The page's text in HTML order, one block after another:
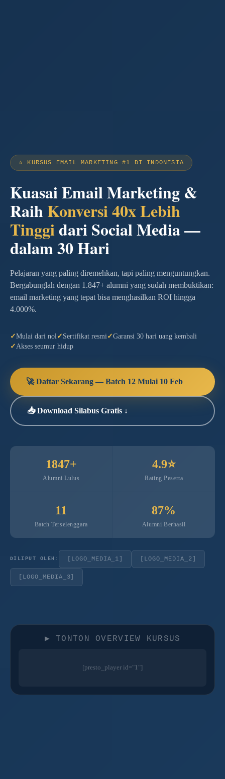
⭐ KURSUS EMAIL MARKETING #1 DI INDONESIA
Kuasai Email Marketing &
Raih Konversi 40x Lebih
Tinggidari Social Media —
dalam 30 Hari
Pelajaran yang paling diremehkan, tapi paling menguntungkan.
Bergabunglah dengan 1.847+ alumni yang sudah membuktikan:
email marketing yang tepat bisa menghasilkan ROI hingga
4.000%.
Mulai dari nol Sertifikat resmi
Garansi 30 hari uang kembali
Akses seumur hidup
🚀 Daftar Sekarang — Batch 12 Mulai 10 Feb
📥 Download Silabus Gratis ↓
1847+
Alumni Lulus
4.9⭐
Rating Peserta
11
Batch Terselenggara
87%
Alumni Berhasil
DILIPUT OLEH: [LOGO_MEDIA_1] [LOGO_MEDIA_2]
[LOGO_MEDIA_3]
▶ TONTON OVERVIEW KURSUS
[presto_player id="1"]